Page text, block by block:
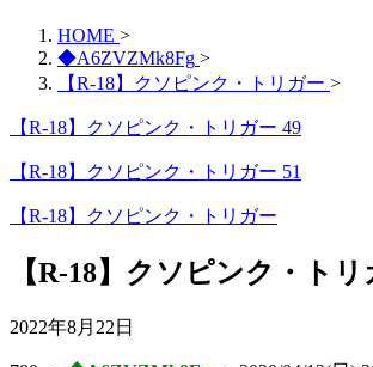
HOME >
◆A6ZVZMk8Fg >
【R-18】クソピンク・トリガー >
【R-18】クソピンク・トリガー 49
【R-18】クソピンク・トリガー 51
【R-18】クソピンク・トリガー
【R-18】クソピンク・トリ
2022年8月22日